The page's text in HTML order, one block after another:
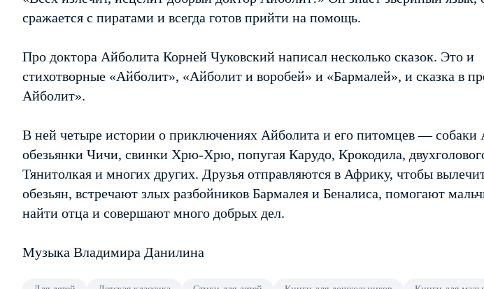
сражается с пиратами и всегда готов прийти на помощь.
Про доктора Айболита Корней Чуковский написал несколько сказок. Это и
стихотворные «Айболит», «Айболит и воробей» и «Бармалей», и сказка в
Айболит».
В ней четыре истории о приключениях Айболита и его питомцев — собаки
обезьянки Чичи, свинки Хрю-Хрю, попугая Карудо, Крокодила,
Тянитолкая и многих других. Друзья отправляются в Африку, чтобы
обезьян, встречают злых разбойников Бармалея и Беналиса, помогают
найти отца и совершают много добрых дел.
Музыка Владимира Данилина